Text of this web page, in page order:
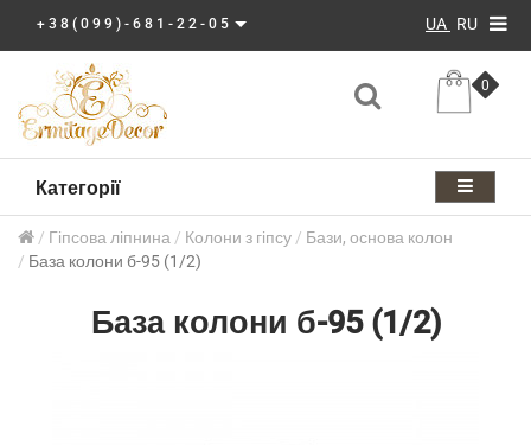
+38(099)-681-22-05 UA RU
0
Категорії
Гіпсова ліпнина Колони з гіпсу
Бази, основа колон
База колони б-95 (1/2)
База колони б-95 (1/2)